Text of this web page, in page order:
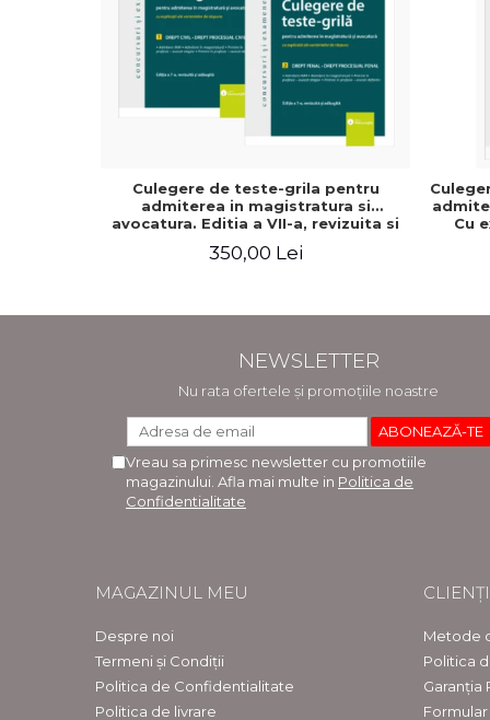
Culegere de teste-grila pentru
admiterea in magistratura si
avocatura. Editia a VII-a, revizuita si
adaugita - Ioan-Paul Chis, Cristinel
Ghigheci, Victor Vaduva, Madalina
350,00 Lei
Cu
NEWSLETTER
Nu rata ofertele și promoțiile noastre
Vreau sa primesc newsletter cu promotiile
magazinului. Afla mai multe in Politica de
Confidentialitate
MAGAZINUL MEU
Despre noi
Termeni și Condiții
Politica de Confidentialitate
Politica de livrare
CLIENȚI
Metode
Politica
Garanția